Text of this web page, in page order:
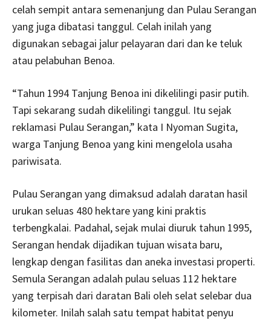
celah sempit antara semenanjung dan Pulau Serangan
yang juga dibatasi tanggul. Celah inilah yang
digunakan sebagai jalur pelayaran dari dan ke teluk
atau pelabuhan Benoa.
“Tahun 1994 Tanjung Benoa ini dikelilingi pasir putih.
Tapi sekarang sudah dikelilingi tanggul. Itu sejak
reklamasi Pulau Serangan,” kata I Nyoman Sugita,
warga Tanjung Benoa yang kini mengelola usaha
pariwisata.
Pulau Serangan yang dimaksud adalah daratan hasil
urukan seluas 480 hektare yang kini praktis
terbengkalai. Padahal, sejak mulai diuruk tahun 1995,
Serangan hendak dijadikan tujuan wisata baru,
lengkap dengan fasilitas dan aneka investasi properti.
Semula Serangan adalah pulau seluas 112 hektare
yang terpisah dari daratan Bali oleh selat selebar dua
kilometer. Inilah salah satu tempat habitat penyu